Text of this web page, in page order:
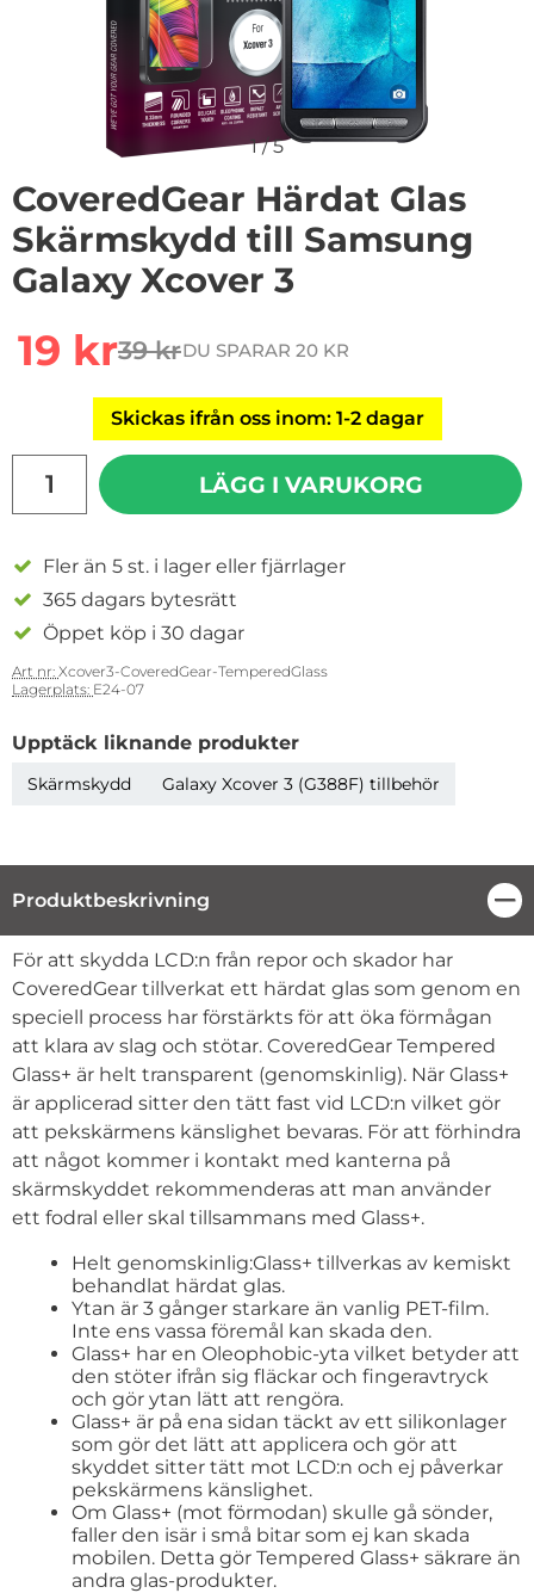
1/5
CoveredGear Härdat Glas
Skärmskydd till Samsung
Galaxy Xcover 3
rea pris
19 krtidigare pris
39 krDU SPARAR 20 KR
Skickas ifrån oss inom: 1-2 dagar
LÄGG I VARUKORG
Fler än 5 st. i lager eller fjärrlager
365 dagars bytesrätt
Öppet köp i 30 dagar
Art nr: Xcover3-CoveredGear-TemperedGlass
Lagerplats: E24-07
Upptäck liknande produkter
Skärmskydd Galaxy Xcover 3 (G388F) tillbehör
Produktbeskrivning
Produktbeskrivning
För att skydda LCD:n från repor och skador har
CoveredGear tillverkat ett härdat glas som genom en
speciell process har förstärkts för att öka förmågan
att klara av slag och stötar. CoveredGear Tempered
Glass+ är helt transparent (genomskinlig). När Glass+
är applicerad sitter den tätt fast vid LCD:n vilket gör
att pekskärmens känslighet bevaras. För att förhindra
att något kommer i kontakt med kanterna på
skärmskyddet rekommenderas att man använder
ett fodral eller skal tillsammans med Glass+.
Helt genomskinlig:Glass+ tillverkas av kemiskt
behandlat härdat glas.
Ytan är 3 gånger starkare än vanlig PET-film.
Inte ens vassa föremål kan skada den.
Glass+ har en Oleophobic-yta vilket betyder att
den stöter ifrån sig fläckar och fingeravtryck
och gör ytan lätt att rengöra.
Glass+ är på ena sidan täckt av ett silikonlager
som gör det lätt att applicera och gör att
skyddet sitter tätt mot LCD:n och ej påverkar
pekskärmens känslighet.
Om Glass+ (mot förmodan) skulle gå sönder,
faller den isär i små bitar som ej kan skada
mobilen. Detta gör Tempered Glass+ säkrare än
andra glas-produkter.